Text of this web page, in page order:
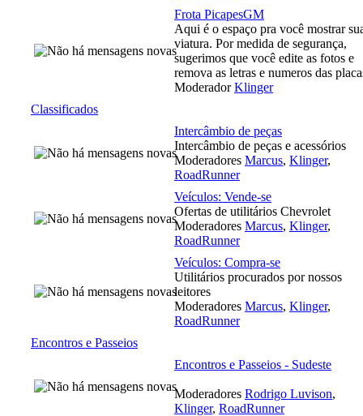
Frota PicapesGM
Aqui é o espaço pra você mostrar
viatura. Por medida de segurança,
sugerimos que você edite as fotos e
remova as letras e numeros das
ModeradorKlinger
Classificados
Intercâmbio de peças
Intercâmbio de peças e acessórios
Moderadores Marcus, Klinger,
RoadRunner
Veículos: Vende-se
Ofertas de utilitários Chevrolet
Moderadores Marcus, Klinger,
RoadRunner
Veículos: Compra-se
Utilitários procurados por nossos
leitores
Moderadores Marcus, Klinger,
RoadRunner
Encontros e Passeios
Encontros e Passeios - Sudeste
Moderadores Rodrigo Luvison,
Klinger, RoadRunner